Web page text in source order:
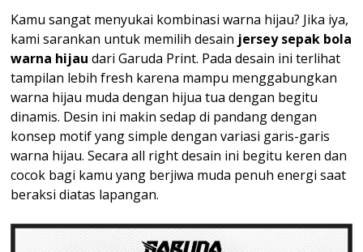
Kamu sangat menyukai kombinasi warna hijau? Jika iya,
kami sarankan untuk memilih desain jersey sepak bola
warna hijau dari Garuda Print. Pada desain ini terlihat
tampilan lebih fresh karena mampu menggabungkan
warna hijau muda dengan hijua tua dengan begitu
dinamis. Desin ini makin sedap di pandang dengan
konsep motif yang simple dengan variasi garis-garis
warna hijau. Secara all right desain ini begitu keren dan
cocok bagi kamu yang berjiwa muda penuh energi saat
beraksi diatas lapangan.